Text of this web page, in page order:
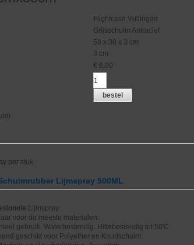
Flightcase Vullingen
Grijsschuim Antraciet
58 x 38 x 3 cm
3 cm
€ 6,00
bestel
per stuk
Lijmspray 500ML
Lijmspray.
voor de meeste materialen.
gebruik. Waterbestendig. Hittebestendig tot 50'C
geschikt voor Polyether en Koudschuim.